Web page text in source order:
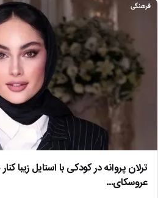
فرهنگی
ترلان پروانه در کودکی با استایل زیبا
عروسکای…